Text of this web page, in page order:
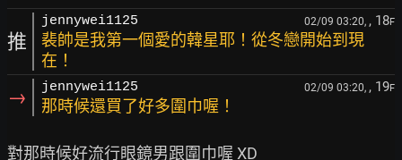
推
jennywei1125 02/09 03:20, , 18F
裴帥是我第一個愛的韓星耶！從冬戀開始到現
在！
→ jennywei1125 02/09 03:20, , 19F
那時候還買了好多圍巾喔！